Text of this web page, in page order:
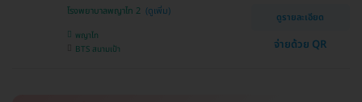
โรงพยาบาลพญาไท 2
พญาไท
BTS สนามเป้า
ดูรายละเอียด
จ่ายด้วย QR